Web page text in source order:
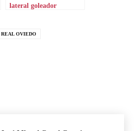
lateral goleador
REAL OVIEDO